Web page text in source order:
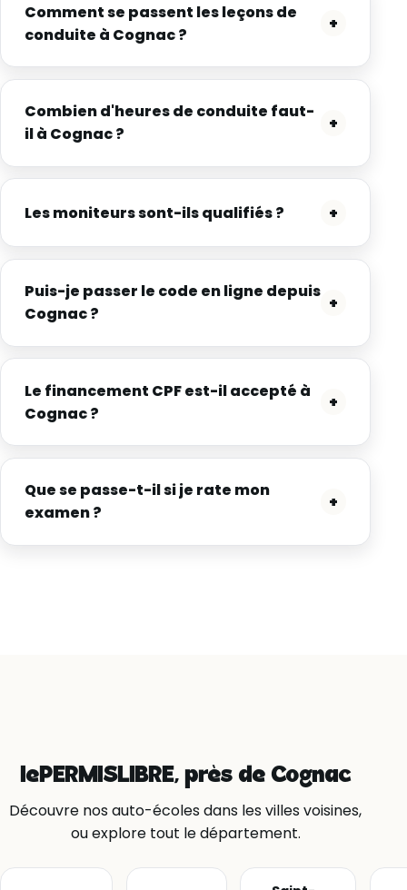
Comment se passent les leçons de
conduite à Cognac ?
+
Combien d'heures de conduite faut-
il à Cognac ?
+
Les moniteurs sont-ils qualifiés ? +
Puis-je passer le code en ligne depuis
Cognac ?
+
Le financement CPF est-il accepté à
Cognac ?
+
Que se passe-t-il si je rate mon
examen ?
+
lePERMISLIBRE, près de Cognac
Découvre nos auto-écoles dans les villes voisines,
ou explore tout le département.